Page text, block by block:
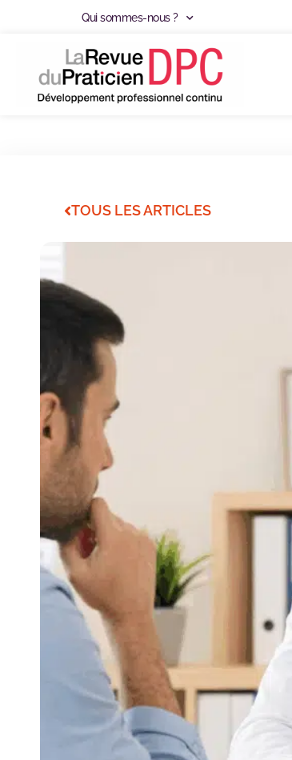
Qui sommes-nous ?
TOUS LES ARTICLES